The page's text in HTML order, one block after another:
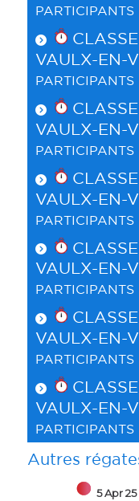
PARTICIPANTS
VAULX-EN-
PARTICIPANTS
VAULX-EN-
PARTICIPANTS
VAULX-EN-
PARTICIPANTS
VAULX-EN-
PARTICIPANTS
VAULX-EN-
PARTICIPANTS
VAULX-EN-
PARTICIPANTS
Autres
5 Apr 25